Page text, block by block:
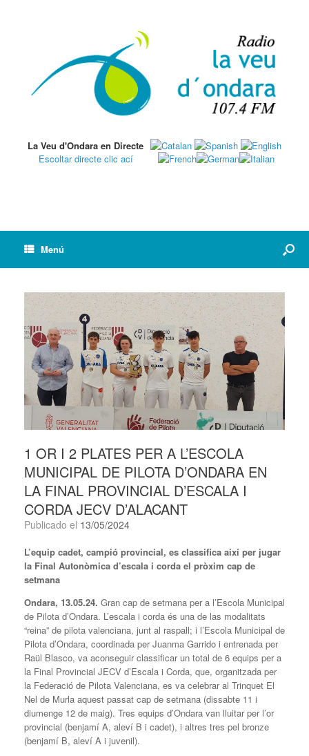
La Veu d'Ondara en Directe
Escoltar directe clic ací
Menú
1 OR I 2 PLATES PER A L’ESCOLA
MUNICIPAL DE PILOTA D’ONDARA EN
LA FINAL PROVINCIAL D’ESCALA I
CORDA JECV D’ALACANT
Publicado el 13/05/2024
L’equip cadet, campió provincial, es classifica així per jugar
la Final Autonòmica d’escala i corda el pròxim cap de
setmana
Ondara, 13.05.24. Gran cap de setmana per a l’Escola Municipal
de Pilota d’Ondara. L’escala i corda és una de las modalitats
“reina” de pilota valenciana, junt al raspall; i l’Escola Municipal de
Pilota d’Ondara, coordinada per Juanma Garrido i entrenada per
Raül Blasco, va aconseguir classificar un total de 6 equips per a
la Final Provincial JECV d’Escala i Corda, que, organitzada per
la Federació de Pilota Valenciana, es va celebrar al Trinquet El
Nel de Murla aquest passat cap de setmana (dissabte 11 i
diumenge 12 de maig). Tres equips d’Ondara van lluitar per l’or
provincial (benjamí A, aleví B i cadet), i altres tres pel bronze
(benjamí B, aleví A i juvenil).